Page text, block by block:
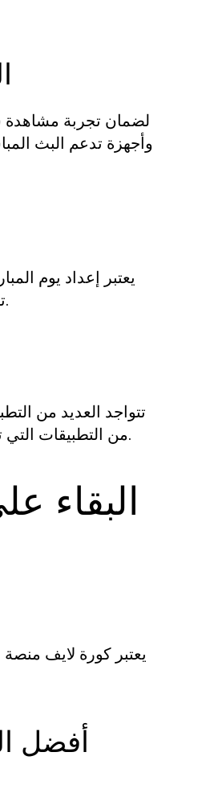
لضمان تجربة
يعتبر إعداد يوم
تجهيز وجبات خفيفة ومشروبات، واستخدام سماعات رأس عالية الجودة لتحسين الصوت.
تتواجد العديد من
من التطبيقات التي تقدم إحصائيات حية، تنبيهات على الهاتف المحمول، أو حتى التعليقات من خبراء الرياضة.
البقاء
يعتبر كورة لايف منصة
أفضل